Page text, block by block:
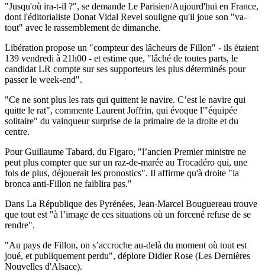
"Jusqu'où ira-t-il ?", se demande Le Parisien/Aujourd'hui en France,
dont l'éditorialiste Donat Vidal Revel souligne qu'il joue son "va-
tout" avec le rassemblement de dimanche.
Libération propose un "compteur des lâcheurs de Fillon" - ils étaient
139 vendredi à 21h00 - et estime que, "lâché de toutes parts, le
candidat LR compte sur ses supporteurs les plus déterminés pour
passer le week-end".
"Ce ne sont plus les rats qui quittent le navire. C’est le navire qui
quitte le rat", commente Laurent Joffrin, qui évoque l'"équipée
solitaire" du vainqueur surprise de la primaire de la droite et du
centre.
Pour Guillaume Tabard, du Figaro, "l’ancien Premier ministre ne
peut plus compter que sur un raz-de-marée au Trocadéro qui, une
fois de plus, déjouerait les pronostics". Il affirme qu'à droite "la
bronca anti-Fillon ne faiblira pas."
Dans La République des Pyrénées, Jean-Marcel Bouguereau trouve
que tout est "à l’image de ces situations où un forcené refuse de se
rendre".
"Au pays de Fillon, on s’accroche au-delà du moment où tout est
joué, et publiquement perdu", déplore Didier Rose (Les Dernières
Nouvelles d'Alsace).